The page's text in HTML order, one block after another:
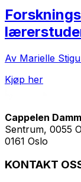
Av Marielle
Kjøp her
Cappelen Damm
Sentrum, 0055
0161 Oslo
KONTAKT